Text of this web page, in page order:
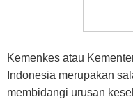
Kemenkes atau
Indonesia merupakan
membidangi urusan